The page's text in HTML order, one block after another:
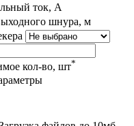
ток, А
шнура, м
кол-во, шт*